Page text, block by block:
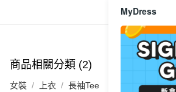
每筆HK$40.00，滿HK$350.00或以上免運費
付款後順豐站及營業點
每筆HK$40.00，滿HK$350.00或以上免運費
商品推薦
商品相關分類 (2)
女裝 上衣 長袖Tee
MyDress